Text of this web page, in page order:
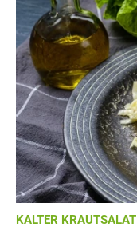
KALTER KRAUTSALAT